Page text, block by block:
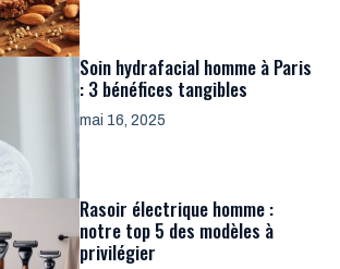
Soin hydrafacial homme à Paris
: 3 bénéfices tangibles
mai 16, 2025
Rasoir électrique homme :
notre top 5 des modèles à
privilégier